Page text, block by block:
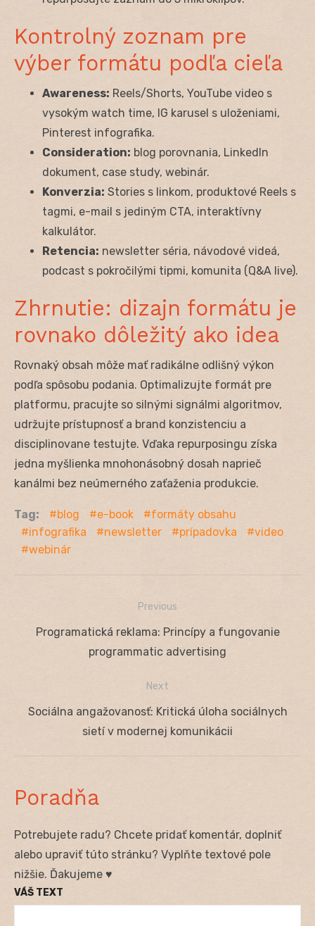
Kontrolný zoznam pre
výber formátu podľa cieľa
Awareness: Reels/Shorts, YouTube video s
vysokým watch time, IG karusel s uloženiami,
Pinterest infografika.
Consideration: blog porovnania, LinkedIn
dokument, case study, webinár.
Konverzia: Stories s linkom, produktové Reels s
tagmi, e-mail s jediným CTA, interaktívny
kalkulátor.
Retencia: newsletter séria, návodové videá,
podcast s pokročilými tipmi, komunita (Q&A live).
Zhrnutie: dizajn formátu je
rovnako dôležitý ako idea
Rovnaký obsah môže mať radikálne odlišný výkon
podľa spôsobu podania. Optimalizujte formát pre
platformu, pracujte so silnými signálmi algoritmov,
udržujte prístupnosť a brand konzistenciu a
disciplinovane testujte. Vďaka repurposingu získa
jedna myšlienka mnohonásobný dosah naprieč
kanálmi bez neúmerného zaťaženia produkcie.
Tag: blog e-book
formáty obsahu
infografika
newsletter prípadovka
video
webinár
Navigácia
Previous
Previous
Programatická reklama: Princípy a fungovanie
programmatic advertising
Next
Next
Sociálna angažovanosť: Kritická úloha sociálnych
sietí v modernej komunikácii
Poradňa
Potrebujete radu? Chcete pridať komentár, doplniť
alebo upraviť túto stránku? Vyplňte textové pole
nižšie. Ďakujeme ♥
VÁŠ TEXT